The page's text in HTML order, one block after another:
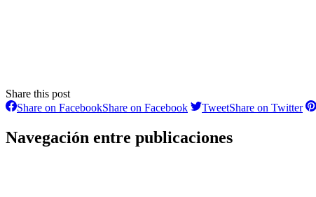
Share this post
Share on FacebookShare on Facebook TweetShare on Twitter
Navegación entre publicaciones